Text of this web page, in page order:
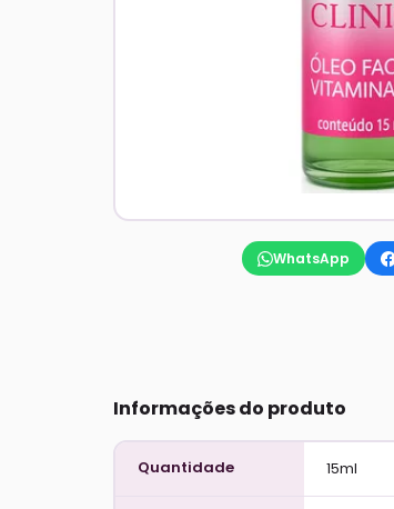
WhatsApp
Informações do produto
Quantidade 15ml